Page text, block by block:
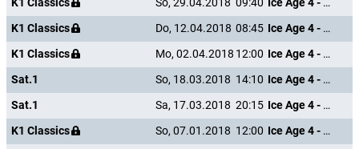
K1 Classics
So, 29.04.2018 09:40
Ice Age 4 - Voll verschoben
K1 Classics
Do, 12.04.2018 08:45
Ice Age 4 - Voll verschoben
K1 Classics
Mo, 02.04.2018 12:00
Ice Age 4 - Voll verschoben
Sat.1
So, 18.03.2018 14:10
Ice Age 4 - Voll verschoben
Sat.1
Sa, 17.03.2018 20:15
Ice Age 4 - Voll verschoben
K1 Classics
So, 07.01.2018 12:00
Ice Age 4 - Voll verschoben